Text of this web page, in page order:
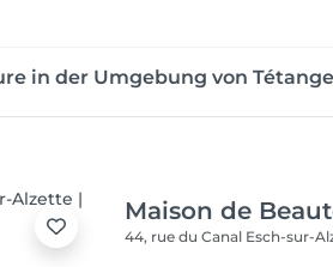
in der Umgebung von
Maison de
44, rue du Canal Esch-sur-